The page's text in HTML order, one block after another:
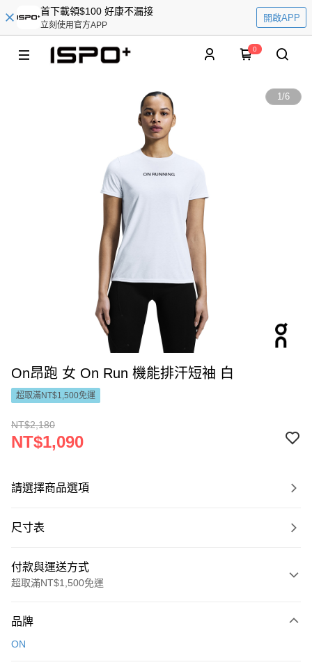
首下載領$100 好康不漏接
立刻使用官方APP
開啟APP
0
1/6
On昂跑 女 On Run 機能排汗短袖 白
超取滿NT$1,500免運
NT$2,180
NT$1,090
請選擇商品選項
尺寸表
付款與運送方式
超取滿NT$1,500免運
信用卡一次付款
品牌
ON